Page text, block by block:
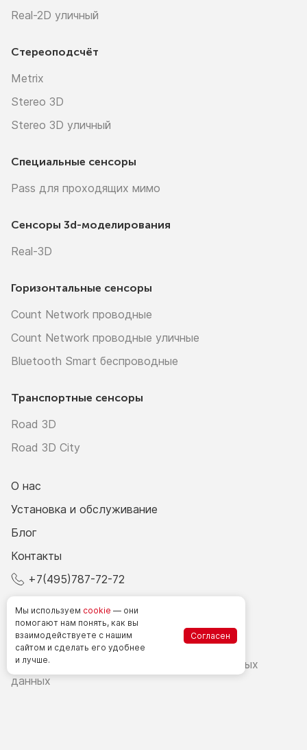
Real-2D уличный
Стереоподсчёт
Metrix
Stereo 3D
Stereo 3D уличный
Специальные сенсоры
Pass для проходящих мимо
Сенсоры 3d-моделирования
Real-3D
Горизонтальные сенсоры
Count Network проводные
Count Network проводные уличные
Bluetooth Smart беспроводные
Транспортные сенсоры
Road 3D
Road 3D City
О нас
Установка и обслуживание
Блог
Контакты
+7(495)787-72-72
Счетчики посетителей в РФ
Политика в области обработки персональных
данных
Мы используем cookie — они
помогают нам понять, как вы
взаимодействуете с нашим
сайтом и сделать его удобнее
и лучше.
Согласен